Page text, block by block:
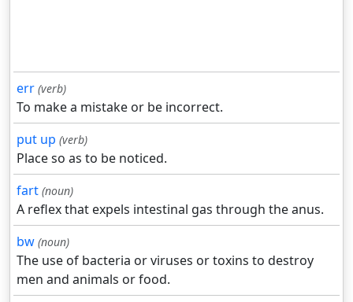
err (verb)
To make a mistake or be incorrect.
put up (verb)
Place so as to be noticed.
fart (noun)
A reflex that expels intestinal gas through the anus.
bw (noun)
The use of bacteria or viruses or toxins to destroy
men and animals or food.